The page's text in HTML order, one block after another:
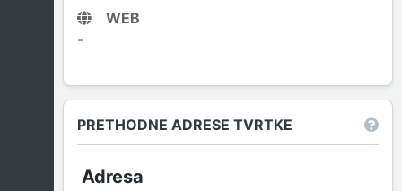
WEB
-
PRETHODNE ADRESE TVRTKE